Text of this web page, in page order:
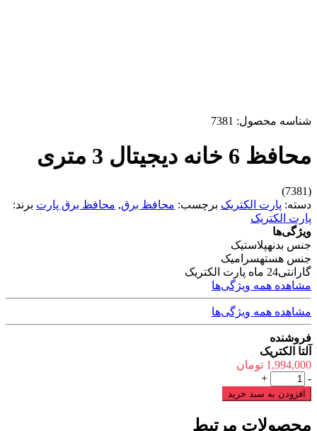
شناسه محصول: 7381
محافظ 6 خانه دیجیتال 3 متری
(7381)
دسته: پارت الکتریک برچسب: محافظ برق, محافظ برق پارت برند:
پارت الکتریک
ویژگی‌ها
جنس بدنهپلاستیک
جنس هستهسرامیک
گارانتی24 ماه پارت الکتریک
مشاهده همه ویژگی‌ها
مشاهده همه ویژگی‌ها
فروشنده
آلتا الکتریک
1,994,000 تومان
محافظ
6
خانه
-
+
افزودن به سبد خرید
محصولات مرتبط